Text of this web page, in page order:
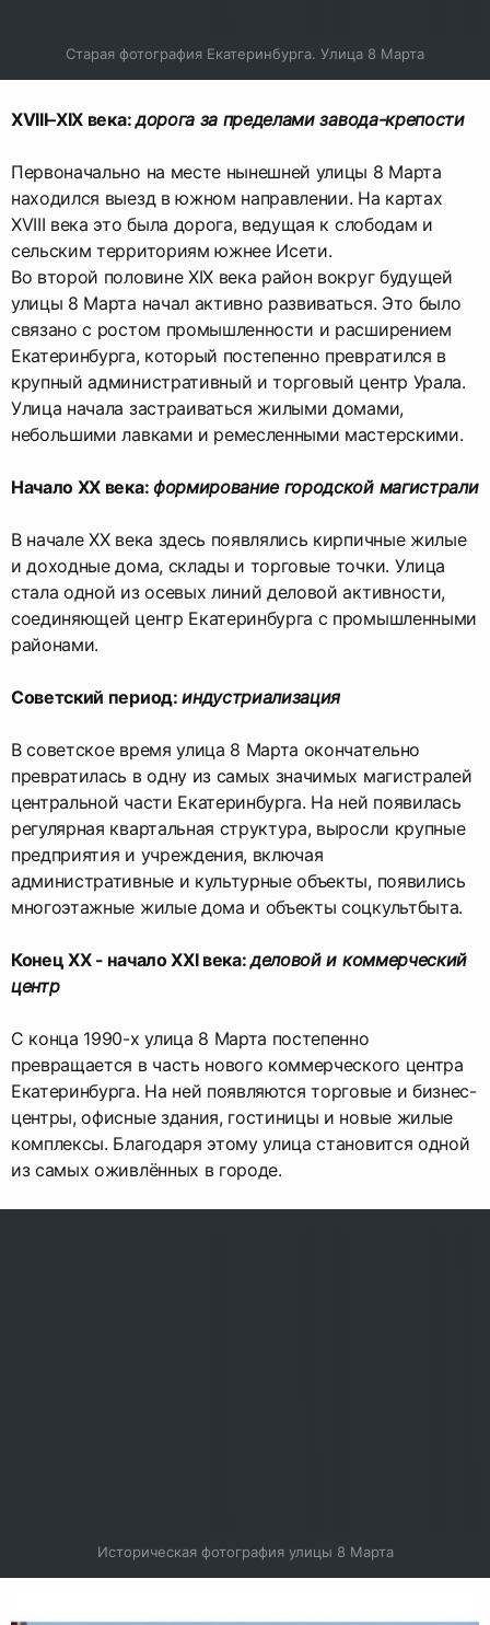
Старая фотография Екатеринбурга. Улица 8 Марта
XVIII–XIX века:дорога за пределами завода-крепости
Первоначально на месте нынешней улицы 8 Марта
находился выезд в южном направлении. На картах
XVIII века это была дорога, ведущая к слободам и
сельским территориям южнее Исети.
Во второй половине XIX века район вокруг будущей
улицы 8 Марта начал активно развиваться. Это было
связано с ростом промышленности и расширением
Екатеринбурга, который постепенно превратился в
крупный административный и торговый центр Урала.
Улица начала застраиваться жилыми домами,
небольшими лавками и ремесленными мастерскими.
Начало XX века: формирование городской магистрали
В начале XX века здесь появлялись кирпичные жилые
и доходные дома, склады и торговые точки. Улица
стала одной из осевых линий деловой активности,
соединяющей центр Екатеринбурга с промышленными
районами.
Советский период:индустриализация
В советское время улица 8 Марта окончательно
превратилась в одну из самых значимых магистралей
центральной части Екатеринбурга. На ней появилась
регулярная квартальная структура, выросли крупные
предприятия и учреждения, включая
административные и культурные объекты, появились
многоэтажные жилые дома и объекты соцкультбыта.
Конец XX - начало XXI века:деловой и коммерческий
центр
С конца 1990-х улица 8 Марта постепенно
превращается в часть нового коммерческого центра
Екатеринбурга. На ней появляются торговые и бизнес-
центры, офисные здания, гостиницы и новые жилые
комплексы. Благодаря этому улица становится одной
из самых оживлённых в городе.
Историческая фотография улицы 8 Марта